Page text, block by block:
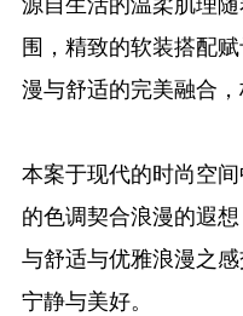
源自生活的温柔肌理
围，精致的软装搭配
漫与舒适的完美融合，
本案于现代的时尚空
的色调契合浪漫的遐
与舒适与优雅浪漫之
宁静与美好。